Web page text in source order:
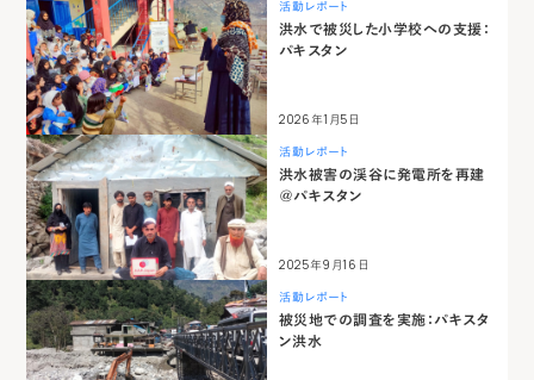
活動レポート
洪水で被災した小学校への支援：
パキスタン
2026年1月5日
活動レポート
洪水被害の渓谷に発電所を再建
＠パキスタン
2025年9月16日
活動レポート
被災地での調査を実施：パキスタ
ン洪水